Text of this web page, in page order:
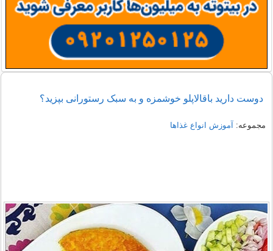
دوست دارید باقالاپلو خوشمزه و به سبک رستورانی بپزید؟
مجموعه: آموزش انواع غذاها